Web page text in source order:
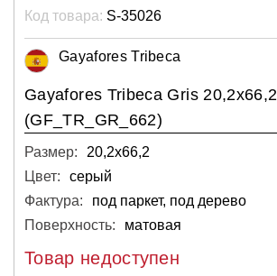
Код товара: S-35026
Gayafores Tribeca
Gayafores Tribeca Gris 20,2x66,2
(GF_TR_GR_662)
Размер:
20,2х66,2
Цвет:
серый
Фактура:
под паркет, под дерево
Поверхность:
матовая
Товар недоступен